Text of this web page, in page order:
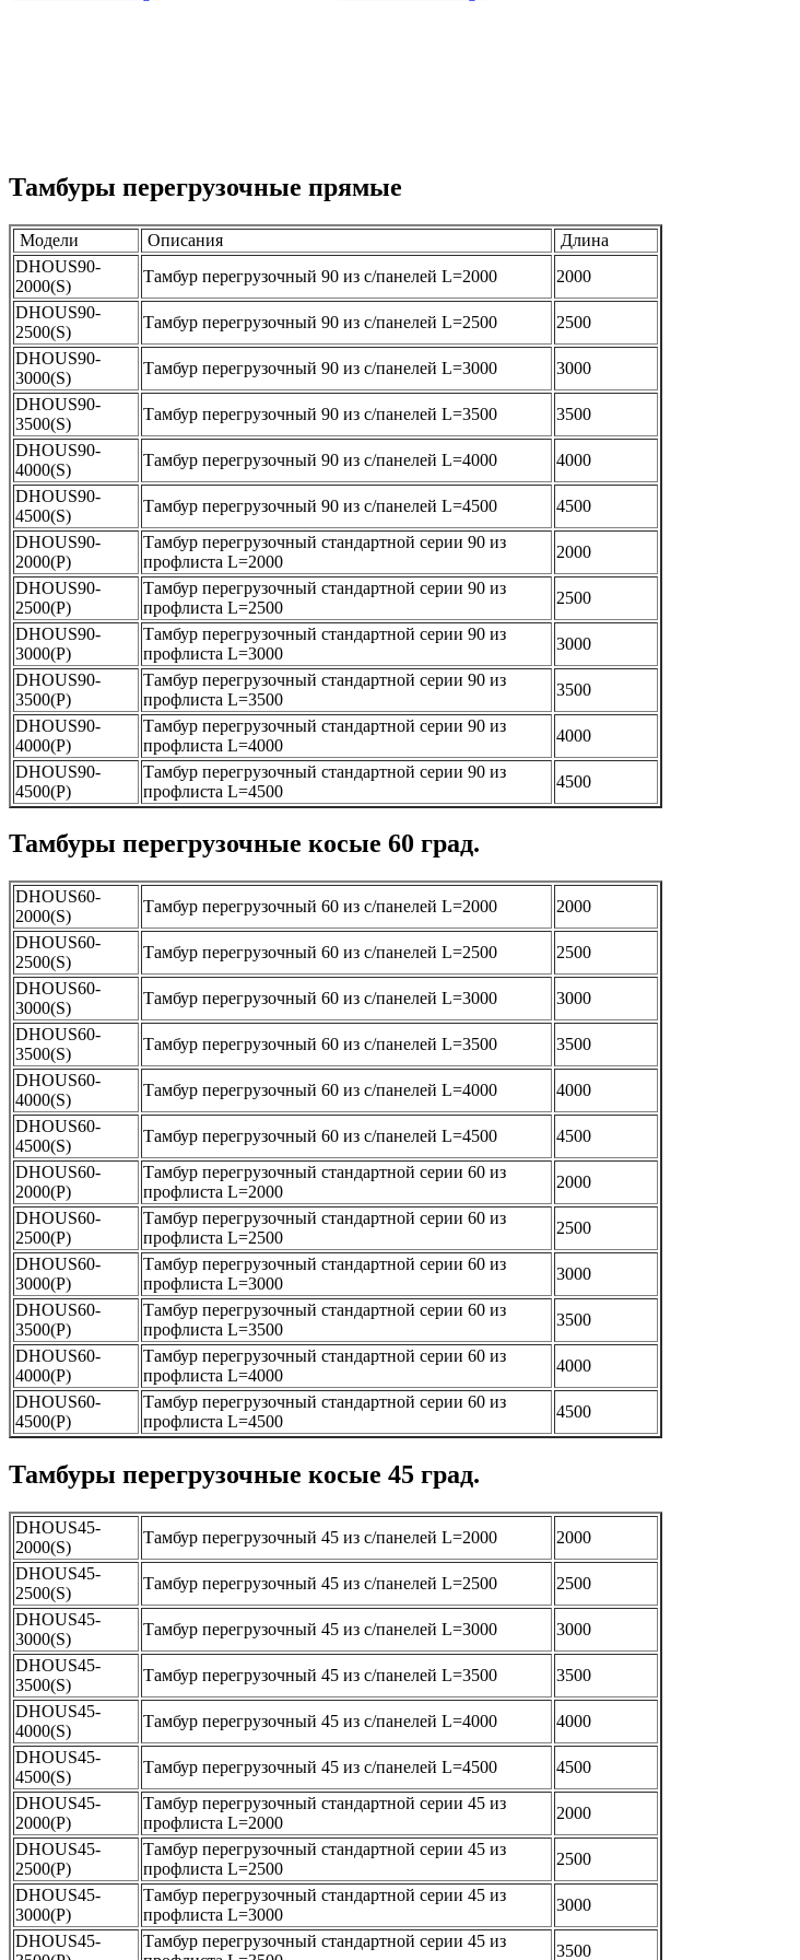
Тамбуры перегрузочные прямые
Модели Описания
Длина
DHOUS90-
2000(S)
Тамбур перегрузочный 90 из с/панелей L=2000
2000
DHOUS90-
2500(S)
Тамбур перегрузочный 90 из с/панелей L=2500
2500
DHOUS90-
3000(S)
Тамбур перегрузочный 90 из с/панелей L=3000
3000
DHOUS90-
3500(S)
Тамбур перегрузочный 90 из с/панелей L=3500
3500
DHOUS90-
4000(S)
Тамбур перегрузочный 90 из с/панелей L=4000
4000
DHOUS90-
4500(S)
Тамбур перегрузочный 90 из с/панелей L=4500
4500
DHOUS90-
2000(P)
Тамбур перегрузочный стандартной серии 90 из
профлиста L=2000
2000
DHOUS90-
2500(P)
Тамбур перегрузочный стандартной серии 90 из
профлиста L=2500
2500
DHOUS90-
3000(P)
Тамбур перегрузочный стандартной серии 90 из
профлиста L=3000
3000
DHOUS90-
3500(P)
Тамбур перегрузочный стандартной серии 90 из
профлиста L=3500
3500
DHOUS90-
4000(P)
Тамбур перегрузочный стандартной серии 90 из
профлиста L=4000
4000
DHOUS90-
4500(P)
Тамбур перегрузочный стандартной серии 90 из
профлиста L=4500
4500
Тамбуры перегрузочные косые 60 град.
DHOUS60-
2000(S)
Тамбур перегрузочный 60 из с/панелей L=2000
2000
DHOUS60-
2500(S)
Тамбур перегрузочный 60 из с/панелей L=2500
2500
DHOUS60-
3000(S)
Тамбур перегрузочный 60 из с/панелей L=3000
3000
DHOUS60-
3500(S)
Тамбур перегрузочный 60 из с/панелей L=3500
3500
DHOUS60-
4000(S)
Тамбур перегрузочный 60 из с/панелей L=4000
4000
DHOUS60-
4500(S)
Тамбур перегрузочный 60 из с/панелей L=4500
4500
DHOUS60-
2000(P)
Тамбур перегрузочный стандартной серии 60 из
профлиста L=2000
2000
DHOUS60-
2500(P)
Тамбур перегрузочный стандартной серии 60 из
профлиста L=2500
2500
DHOUS60-
3000(P)
Тамбур перегрузочный стандартной серии 60 из
профлиста L=3000
3000
DHOUS60-
3500(P)
Тамбур перегрузочный стандартной серии 60 из
профлиста L=3500
3500
DHOUS60-
4000(P)
Тамбур перегрузочный стандартной серии 60 из
профлиста L=4000
4000
DHOUS60-
4500(P)
Тамбур перегрузочный стандартной серии 60 из
профлиста L=4500
4500
Тамбуры перегрузочные косые 45 град.
DHOUS45-
2000(S)
Тамбур перегрузочный 45 из с/панелей L=2000
2000
DHOUS45-
2500(S)
Тамбур перегрузочный 45 из с/панелей L=2500
2500
DHOUS45-
3000(S)
Тамбур перегрузочный 45 из с/панелей L=3000
3000
DHOUS45-
3500(S)
Тамбур перегрузочный 45 из с/панелей L=3500
3500
DHOUS45-
4000(S)
Тамбур перегрузочный 45 из с/панелей L=4000
4000
DHOUS45-
4500(S)
Тамбур перегрузочный 45 из с/панелей L=4500
4500
DHOUS45-
2000(P)
Тамбур перегрузочный стандартной серии 45 из
профлиста L=2000
2000
DHOUS45-
2500(P)
Тамбур перегрузочный стандартной серии 45 из
профлиста L=2500
2500
DHOUS45-
3000(P)
Тамбур перегрузочный стандартной серии 45 из
профлиста L=3000
3000
DHOUS45-
Тамбур перегрузочный стандартной серии 45 из
3500